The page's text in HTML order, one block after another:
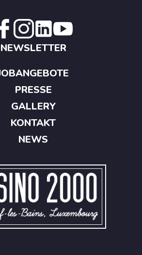
NEWSLETTER
PRESSE
GALLERY
KONTAKT
NEWS